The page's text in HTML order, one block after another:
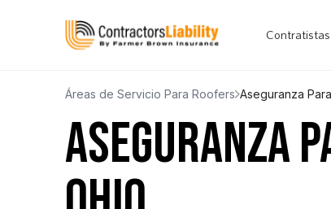
Contratistas
Áreas de Servicio Para Roofers Aseguranza
ASEGURANZA